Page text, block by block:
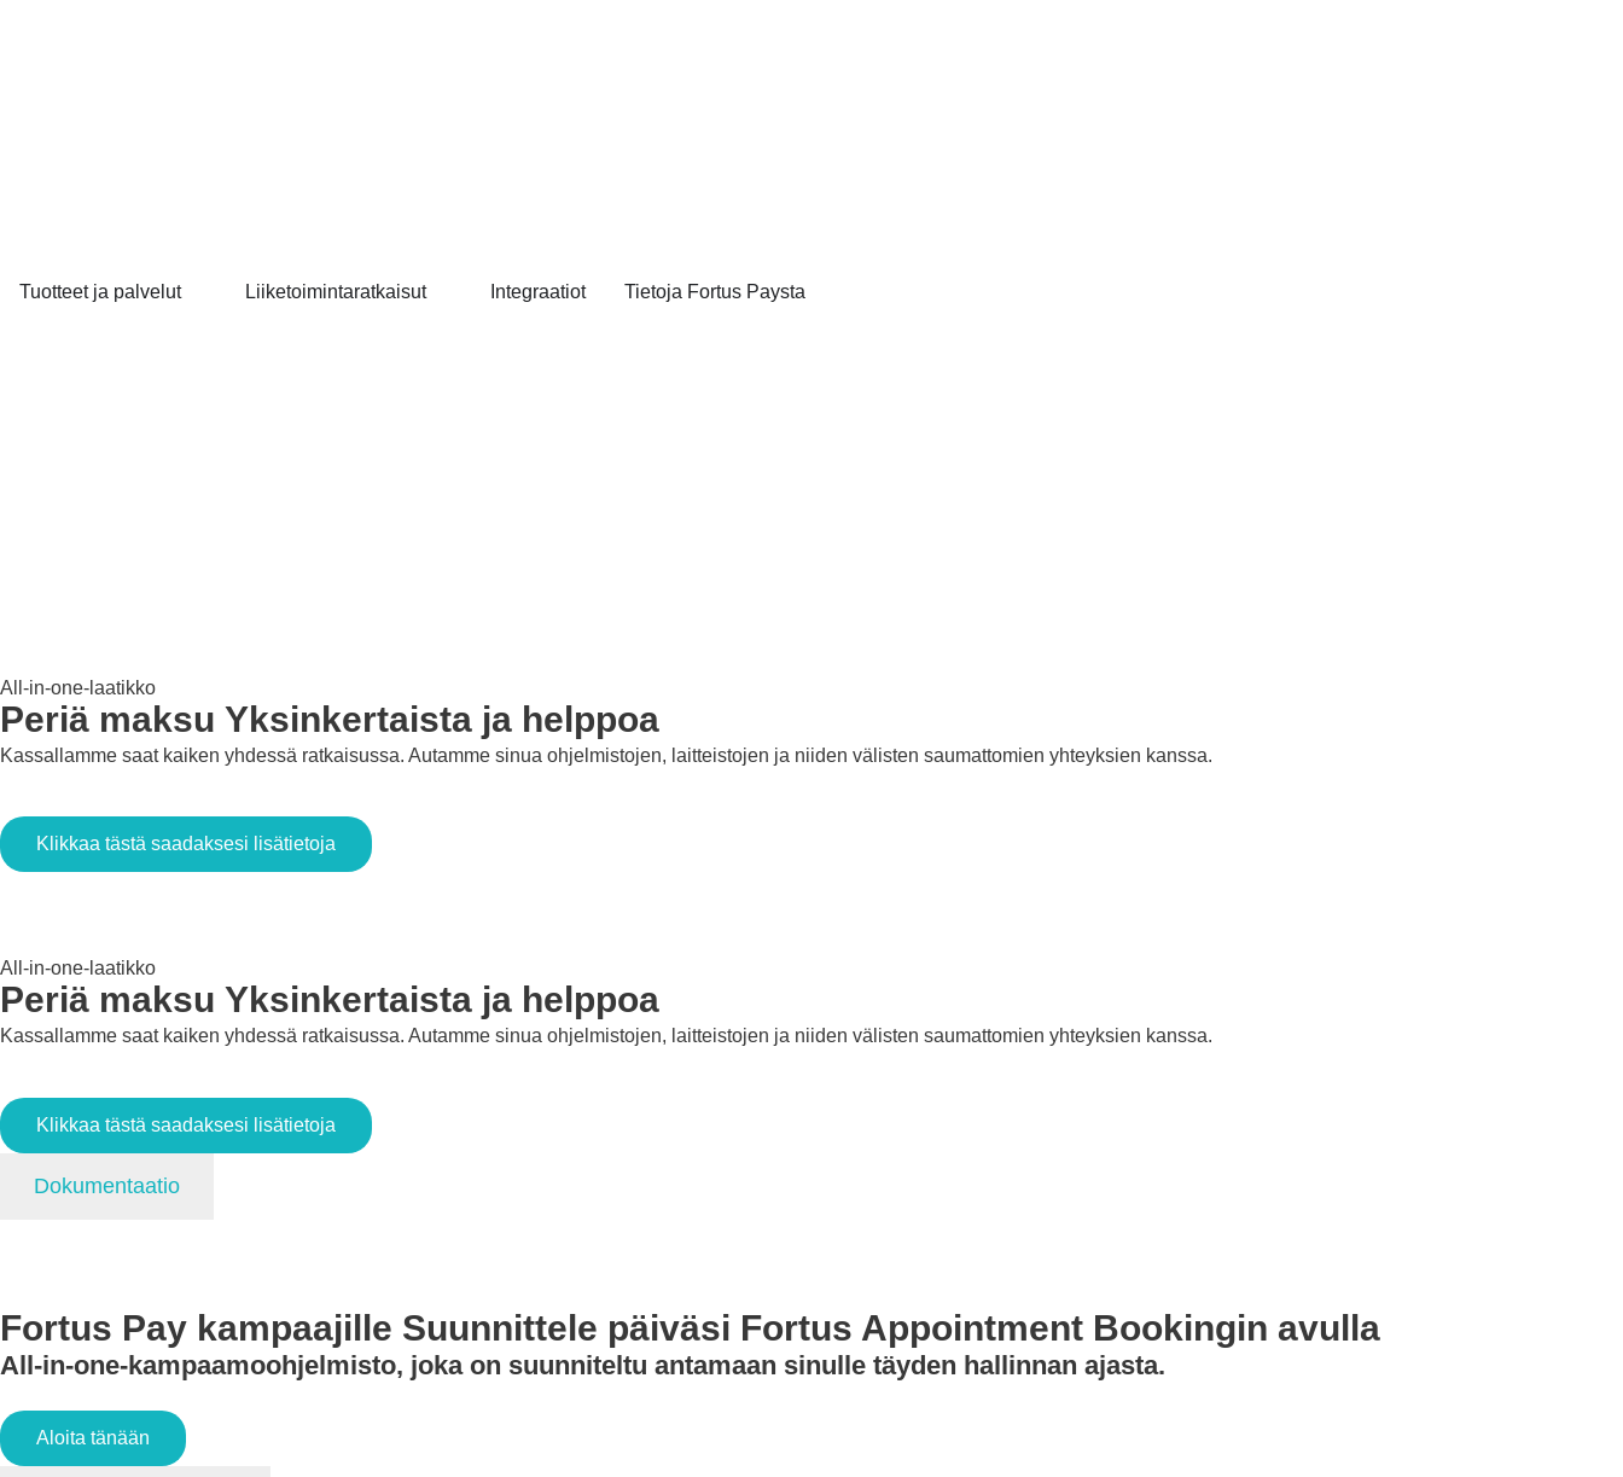
Tuotteet ja palvelut Liiketoimintaratkaisut Integraatiot Tietoja Fortus Paysta
All-in-one-laatikko
Periä maksu Yksinkertaista ja helppoa
Kassallamme saat kaiken yhdessä ratkaisussa. Autamme sinua ohjelmistojen, laitteistojen ja niiden välisten saumattomien yhteyksien kanssa.
Klikkaa tästä saadaksesi lisätietoja
All-in-one-laatikko
Periä maksu Yksinkertaista ja helppoa
Kassallamme saat kaiken yhdessä ratkaisussa. Autamme sinua ohjelmistojen, laitteistojen ja niiden välisten saumattomien yhteyksien kanssa.
Klikkaa tästä saadaksesi lisätietoja
Dokumentaatio
Fortus Pay kampaajille Suunnittele päiväsi Fortus Appointment Bookingin avulla
All-in-one-kampaamoohjelmisto, joka on suunniteltu antamaan sinulle täyden hallinnan ajasta.
Aloita tänään